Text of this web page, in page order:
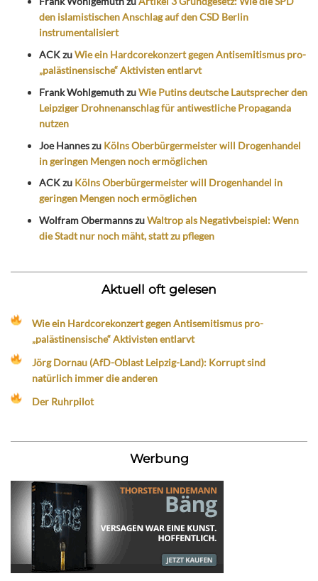
den islamistischen Anschlag auf den CSD Berlin
instrumentalisiert
ACKzuWie ein Hardcorekonzert gegen Antisemitismus pro-
„palästinensische“ Aktivisten entlarvt
Frank WohlgemuthzuWie Putins deutsche Lautsprecher den
Leipziger Drohnenanschlag für antiwestliche Propaganda
nutzen
Joe Hanneszu Kölns Oberbürgermeister will Drogenhandel
in geringen Mengen noch ermöglichen
ACKzu Kölns Oberbürgermeister will Drogenhandel in
geringen Mengen noch ermöglichen
Wolfram ObermannszuWaltrop als Negativbeispiel: Wenn
die Stadt nur noch mäht, statt zu pflegen
Aktuell oft gelesen
Wie ein Hardcorekonzert gegen Antisemitismus pro-
„palästinensische“ Aktivisten entlarvt
Jörg Dornau (AfD-Oblast Leipzig-Land): Korrupt sind
natürlich immer die anderen
Der Ruhrpilot
Werbung